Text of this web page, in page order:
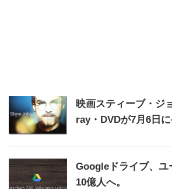
映画スティーブ・ジ
ray・DVDが7月6日
Googleドライブ、ユ
10億人へ。